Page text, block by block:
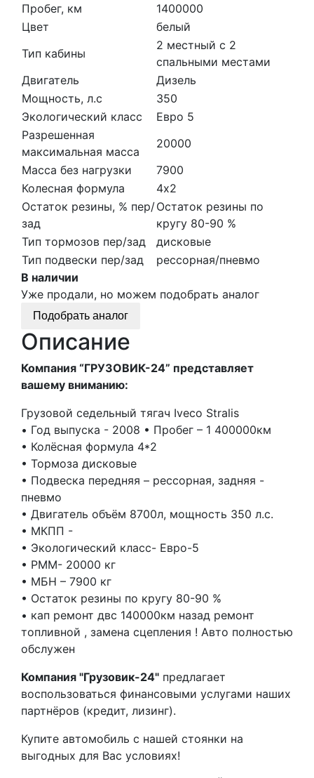
Пробег, км
1400000
Цвет
белый
Тип кабины
2 местный с 2
спальными местами
Двигатель
Дизель
Мощность, л.с
350
Экологический класс
Евро 5
Разрешенная
максимальная масса
20000
Масса без нагрузки
7900
Колесная формула
4х2
Остаток резины, % пер/
зад
Остаток резины по
кругу 80-90 %
Тип тормозов пер/зад
дисковые
Тип подвески пер/зад
рессорная/пневмо
В наличии
Уже продали, но можем подобрать аналог
Подобрать аналог
Описание
Компания “ГРУЗОВИК-24” представляет
вашему вниманию:
Грузовой седельный тягач Iveco Stralis
•⁠ ⁠Год выпуска - 2008 •⁠ ⁠Пробег – 1 400000км
•⁠ ⁠Колёсная формула 4*2
•⁠ ⁠Тормоза дисковые
•⁠ ⁠Подвеска передняя – рессорная, задняя -
пневмо
•⁠ ⁠Двигатель объём 8700л, мощность 350 л.с.
•⁠ ⁠МКПП -
•⁠ ⁠Экологический класс- Евро-5
•⁠ ⁠РММ- 20000 кг
•⁠ ⁠МБН – 7900 кг
•⁠ ⁠Остаток резины по кругу 80-90 %
•⁠ ⁠⁠кап ремонт двс 140000км назад ремонт
топливной , замена сцепления ! Авто полностью
обслужен
Компания "Грузовик-24" предлагает
воспользоваться финансовыми услугами наших
партнёров (кредит, лизинг).
Купите автомобиль с нашей стоянки на
выгодных для Вас условиях!